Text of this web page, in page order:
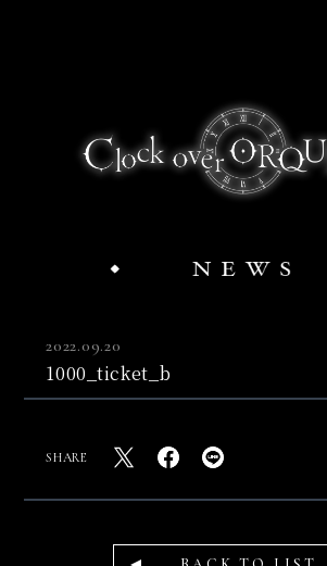
2022.09.20
1000_ticket_b
SHARE